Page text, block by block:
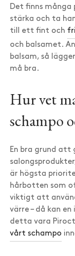
Det finns
stärka och ta
till ett fint och
och balsamet.
balsam, så
må bra.
Hur vet
schampo
En bra grund
är högsta
hårbotten som
viktigt att
värre – då kan
detta vara
vårt schampo